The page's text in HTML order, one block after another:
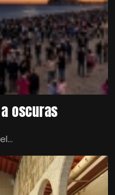
oscuras